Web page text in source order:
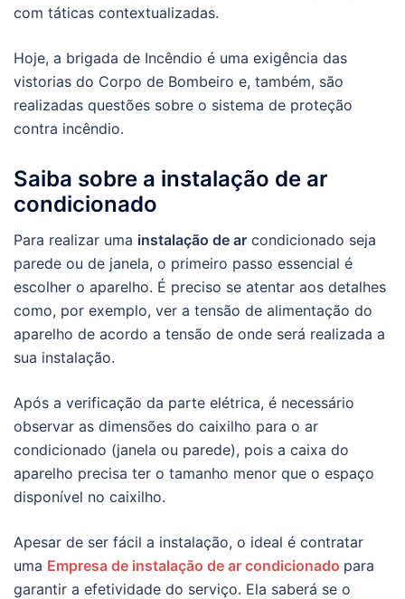
com táticas contextualizadas.
Hoje, a brigada de Incêndio é uma exigência das
vistorias do Corpo de Bombeiro e, também, são
realizadas questões sobre o sistema de proteção
contra incêndio.
Saiba sobre a instalação de ar
condicionado
Para realizar uma instalação de ar condicionado seja
parede ou de janela, o primeiro passo essencial é
escolher o aparelho. É preciso se atentar aos detalhes
como, por exemplo, ver a tensão de alimentação do
aparelho de acordo a tensão de onde será realizada a
sua instalação.
Após a verificação da parte elétrica, é necessário
observar as dimensões do caixilho para o ar
condicionado (janela ou parede), pois a caixa do
aparelho precisa ter o tamanho menor que o espaço
disponível no caixilho.
Apesar de ser fácil a instalação, o ideal é contratar
uma Empresa de instalação de ar condicionado para
garantir a efetividade do serviço. Ela saberá se o